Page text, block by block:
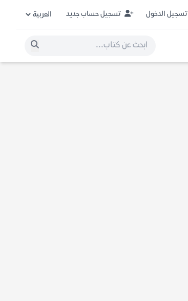
تسجيل الدخول تسجيل حساب جديد